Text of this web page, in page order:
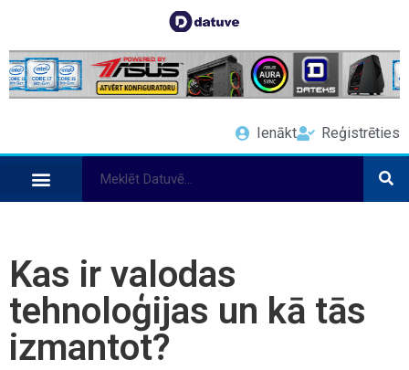
Ienākt Reģistrēties
Kas ir valodas
tehnoloģijas un kā tās
izmantot?